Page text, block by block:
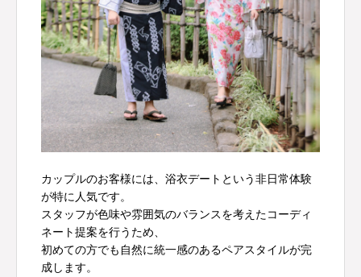
カップルのお客様には、浴衣デートという非日常体験
が特に人気です。
スタッフが色味や雰囲気のバランスを考えたコーディ
ネート提案を行うため、
初めての方でも自然に統一感のあるペアスタイルが完
成します。